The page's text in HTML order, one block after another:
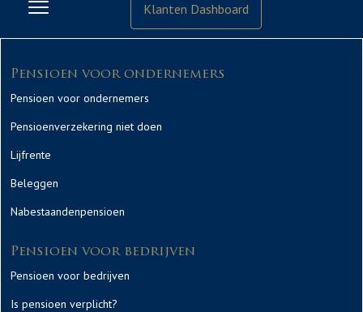
Klanten Dashboard
Pensioen voor ondernemers
Pensioen voor ondernemers
Pensioenverzekering niet doen
Lijfrente
Beleggen
Nabestaandenpensioen
Pensioen voor bedrijven
Pensioen voor bedrijven
Is pensioen verplicht?